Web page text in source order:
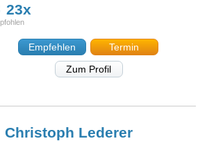
23x
Empfehlen
Termin
Zum Profil
Christoph Lederer